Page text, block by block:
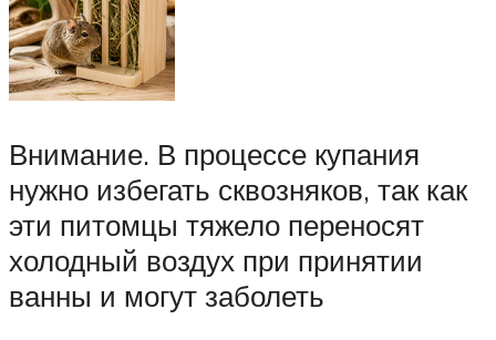
Внимание. В процессе купания
нужно избегать сквозняков, так как
эти питомцы тяжело переносят
холодный воздух при принятии
ванны и могут заболеть